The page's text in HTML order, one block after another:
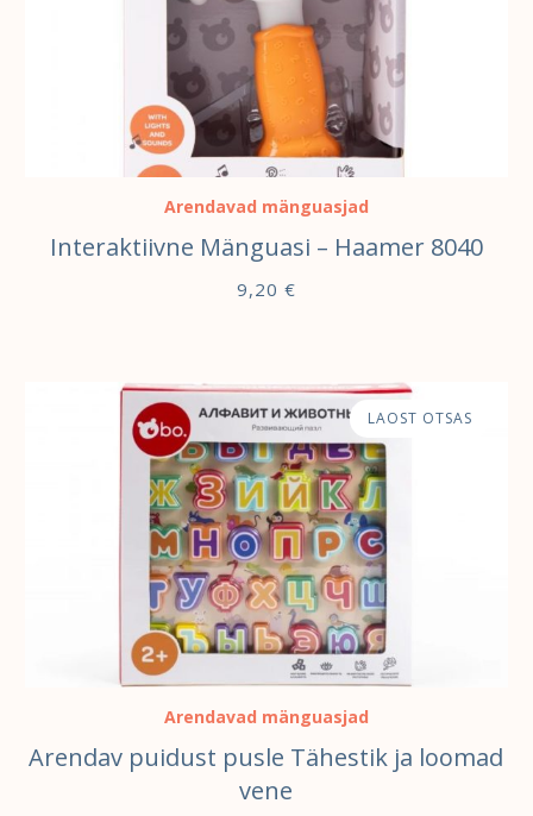
LISA KORVI
Arendavad mänguasjad
Interaktiivne Mänguasi – Haamer 8040
9,20 €
LAOST OTSAS
Arendavad mänguasjad
Arendav puidust pusle Tähestik ja loomad
vene